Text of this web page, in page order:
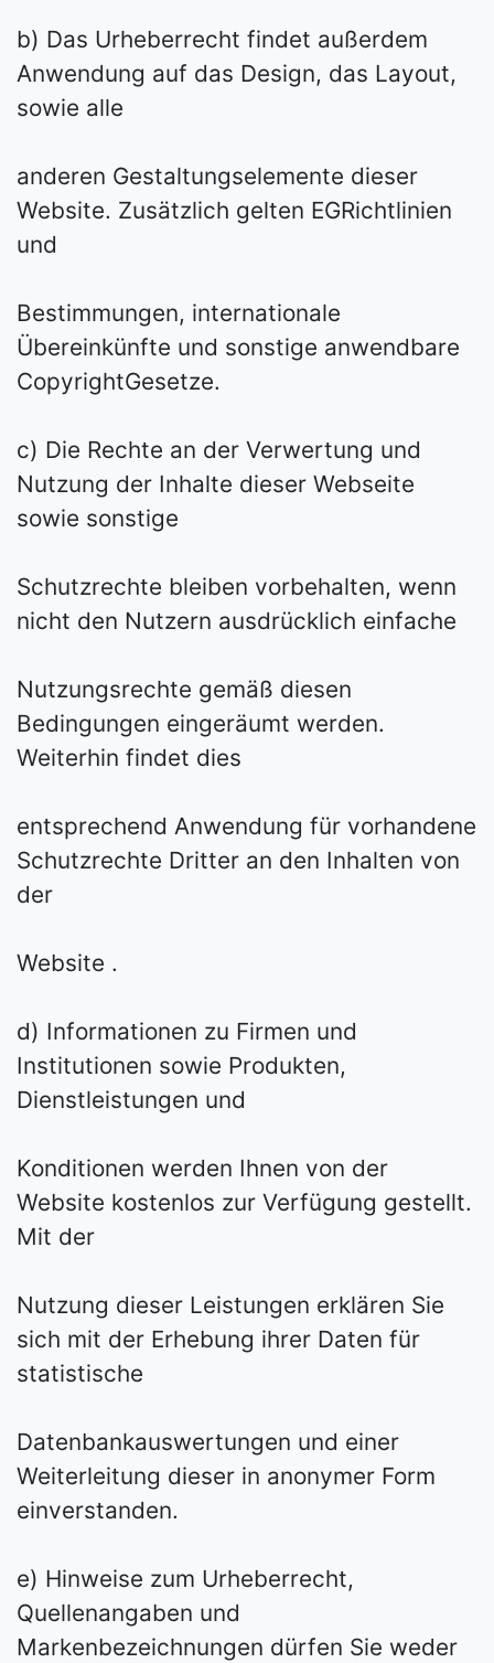
b) Das Urheberrecht findet außerdem
Anwendung auf das Design, das Layout,
sowie alle
anderen Gestaltungselemente dieser
Website. Zusätzlich gelten EG­Richtlinien
und
Bestimmungen, internationale
Übereinkünfte und sonstige anwendbare
Copyright­Gesetze.
c) Die Rechte an der Verwertung und
Nutzung der Inhalte dieser Webseite
sowie sonstige
Schutzrechte bleiben vorbehalten, wenn
nicht den Nutzern ausdrücklich einfache
Nutzungsrechte gemäß diesen
Bedingungen eingeräumt werden.
Weiterhin findet dies
entsprechend Anwendung für vorhandene
Schutzrechte Dritter an den Inhalten von
der
Website .
d) Informationen zu Firmen und
Institutionen sowie Produkten,
Dienstleistungen und
Konditionen werden Ihnen von der
Website kostenlos zur Verfügung gestellt.
Mit der
Nutzung dieser Leistungen erklären Sie
sich mit der Erhebung ihrer Daten für
statistische
Datenbankauswertungen und einer
Weiterleitung dieser in anonymer Form
einverstanden.
e) Hinweise zum Urheberrecht,
Quellenangaben und
Markenbezeichnungen dürfen Sie weder